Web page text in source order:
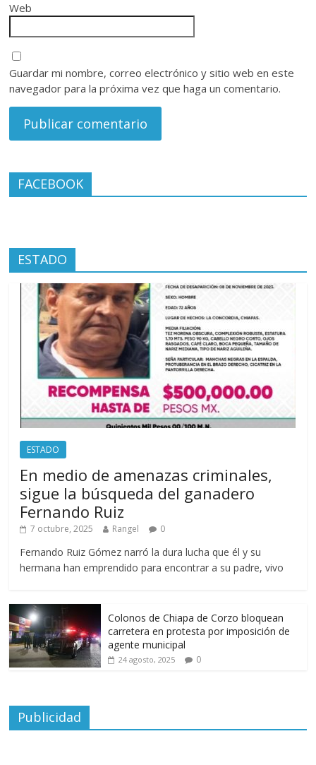
Web
Guardar mi nombre, correo electrónico y sitio web en este
navegador para la próxima vez que haga un comentario.
FACEBOOK
ESTADO
ESTADO
En medio de amenazas criminales,
sigue la búsqueda del ganadero
Fernando Ruiz
7 octubre, 2025 Rangel 0
Fernando Ruiz Gómez narró la dura lucha que él y su
hermana han emprendido para encontrar a su padre, vivo
Colonos de Chiapa de Corzo bloquean
carretera en protesta por imposición de
agente municipal
24 agosto, 2025 0
Publicidad